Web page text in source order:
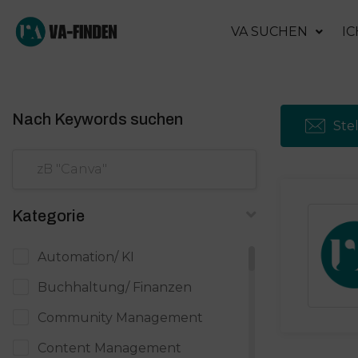
VA SUCHEN
Nach Keywords suchen
Kategorie
Automation/ KI
Buchhaltung/ Finanzen
Community Management
Content Management